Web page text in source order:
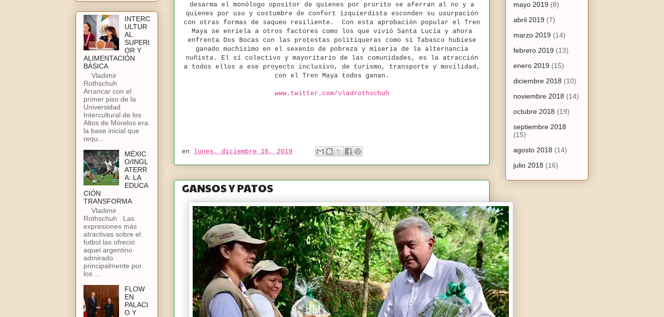
desarma el monólogo opositor de quienes por prurito se aferran al no y a
quienes por uso y costumbre de confort izquierdista esconden su usurpación
con otras formas de saqueo resiliente.
Con esta aprobación popular el Tren
Maya se enriela a otros factores como los que vivió Santa Lucía y ahora
enfrenta Dos Bocas con las protestas politiqueras como si Tabasco hubiese
ganado muchísimo en el sexenio de pobreza y miseria de la alternancia
nuñista. El sí colectivo y mayoritario de las comunidades, es la atracción
a todos ellos a ese proyecto inclusivo, de turismo, transporte y movilidad,
con el Tren Maya todos ganan.
www.twitter.com/vladrothschuh
en lunes, diciembre 16, 2019
GANSOS Y PATOS
INTERC
ULTUR
AL
SUPERI
OR Y
ALIMENTACIÓN
BÁSICA
Vladimir
Rothschuh
Arrancar con el
primer piso de la
Universidad
Intercultural de los
Altos de Morelos era
la base inicial que
requ...
MÉXIC
O/INGL
ATERR
A: LA
EDUCA
CIÓN
TRANSFORMA
Vladimir
Rothschuh Las
expresiones más
atractivas sobre el
futbol las ofreció
aquel argentino
admirado
principalmente por
los ...
FLOW
EN
PALACI
O Y
mayo 2019 (8)
abril 2019 (7)
marzo 2019 (14)
febrero 2019 (13)
enero 2019 (15)
diciembre 2018 (10)
noviembre 2018 (14)
octubre 2018 (19)
septiembre 2018
(15)
agosto 2018 (14)
julio 2018 (16)